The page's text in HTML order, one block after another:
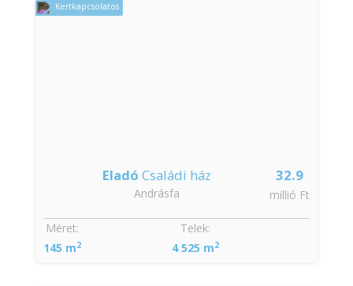
Kertkapcsolatos
32.9
millió Ft
Eladó Családi ház
Andrásfa
Méret:
145 m2
Telek:
4 525 m2